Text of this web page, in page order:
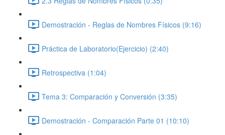
Demostración - Reglas de Nombres Físicos (9:16)
Práctica de Laboratorio(Ejercicio) (2:40)
Retrospectiva (1:04)
Tema 3: Comparación y Conversión (3:35)
Demostración - Comparación Parte 01 (10:10)